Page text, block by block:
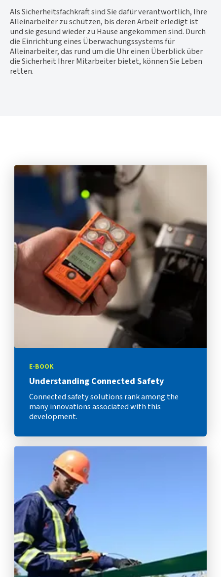
Als Sicherheitsfachkraft sind Sie dafür verantwortlich, Ihre
Alleinarbeiter zu schützen, bis deren Arbeit erledigt ist
und sie gesund wieder zu Hause angekommen sind. Durch
die Einrichtung eines Überwachungssystems für
Alleinarbeiter, das rund um die Uhr einen Überblick über
die Sicherheit Ihrer Mitarbeiter bietet, können Sie Leben
retten.
E-BOOK
Understanding Connected Safety
Connected safety solutions rank among the
many innovations associated with this
development.